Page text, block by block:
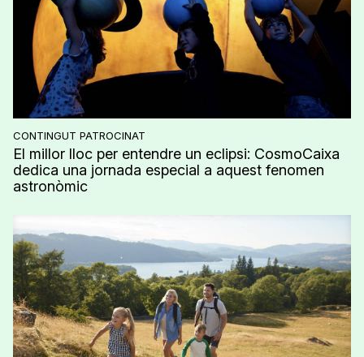
CONTINGUT PATROCINAT
El millor lloc per entendre un eclipsi: CosmoCaixa
dedica una jornada especial a aquest fenomen
astronòmic